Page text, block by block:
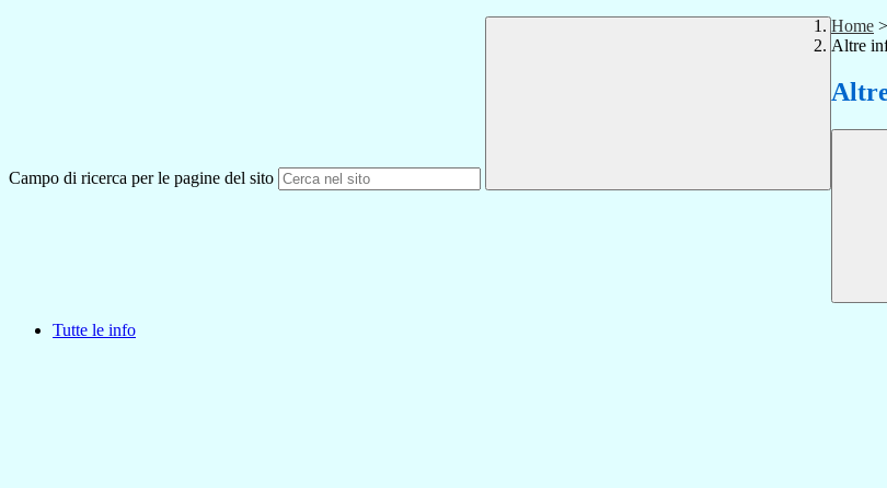
Campo di ricerca per le pagine del sito
Home >
Altre
Tutte le info